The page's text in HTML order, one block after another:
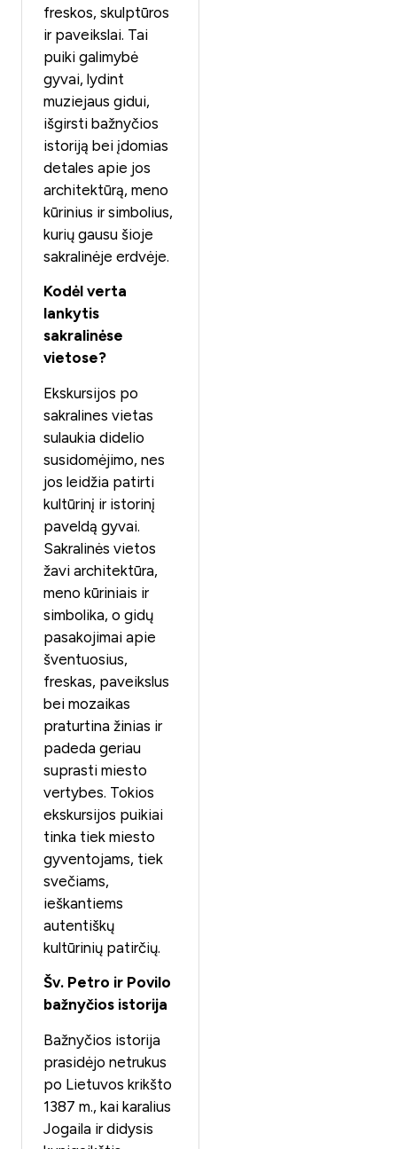
freskos, skulptūros
ir paveikslai. Tai
puiki galimybė
gyvai, lydint
muziejaus gidui,
išgirsti bažnyčios
istoriją bei įdomias
detales apie jos
architektūrą, meno
kūrinius ir simbolius,
kurių gausu šioje
sakralinėje erdvėje.
Kodėl verta
lankytis
sakralinėse
vietose?
Ekskursijos po
sakralines vietas
sulaukia didelio
susidomėjimo, nes
jos leidžia patirti
kultūrinį ir istorinį
paveldą gyvai.
Sakralinės vietos
žavi architektūra,
meno kūriniais ir
simbolika, o gidų
pasakojimai apie
šventuosius,
freskas, paveikslus
bei mozaikas
praturtina žinias ir
padeda geriau
suprasti miesto
vertybes. Tokios
ekskursijos puikiai
tinka tiek miesto
gyventojams, tiek
svečiams,
ieškantiems
autentiškų
kultūrinių patirčių.
Šv. Petro ir Povilo
bažnyčios istorija
Bažnyčios istorija
prasidėjo netrukus
po Lietuvos krikšto
1387 m., kai karalius
Jogaila ir didysis